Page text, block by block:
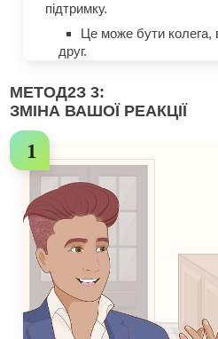
підтримку.
Це може бути колега,
друг.
МЕТОД2З 3:
ЗМІНА ВАШОЇ РЕАКЦІЇ